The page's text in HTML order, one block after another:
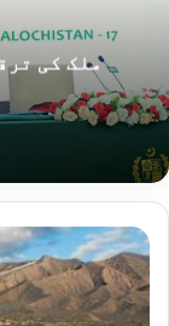
ملک کی
گیس
پائپ
لائن
سیلاب